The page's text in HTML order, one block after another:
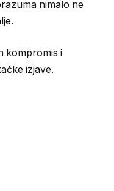
nimalo ne
kompromis i
izjave.